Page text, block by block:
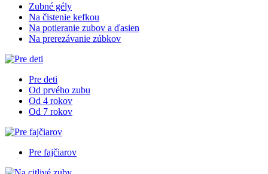
Zubné gély
Na čistenie kefkou
Na potieranie zubov a ďasien
Na prerezávanie zúbkov
Pre deti
Od prvého zubu
Od 4 rokov
Od 7 rokov
Pre fajčiarov